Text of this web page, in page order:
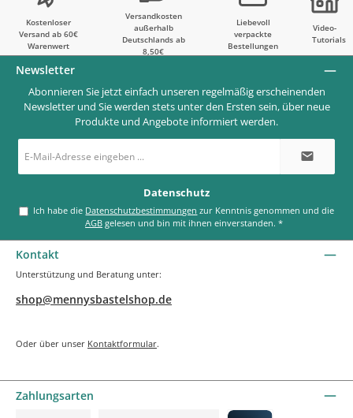
Kostenloser
Versand ab 60€
Warenwert
Versandkosten
außerhalb
Deutschlands ab
8,50€
Liebevoll
verpackte
Bestellungen
Video-
Tutorials
Newsletter
Abonnieren Sie jetzt einfach unseren regelmäßig erscheinenden
Newsletter und Sie werden stets unter den Ersten sein, über neue
Produkte und Angebote informiert werden.
Mail-
*
Datenschutz
Ich habe die Datenschutzbestimmungen
AGB gelesen und bin mit ihnen einverstanden.*
Kontakt
Unterstützung und Beratung unter:
shop@mennysbastelshop.de
Oder über unser Kontaktformular.
Zahlungsarten